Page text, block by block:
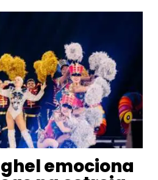
emociona